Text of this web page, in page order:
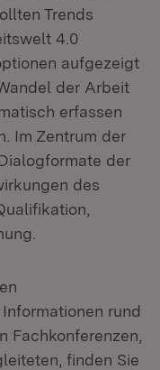
Trends
4.0
aufgezeigt
der Arbeit
erfassen
Im Zentrum der
der
des
rund
Fachkonferenzen,
finden Sie